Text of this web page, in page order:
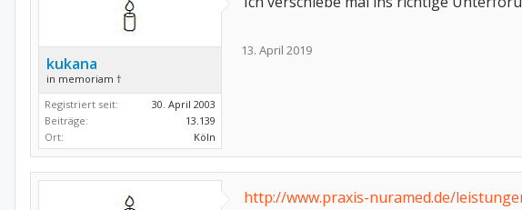
kukana
in memoriam †
Registriert seit:
30. April 2003
Beiträge:
13.139
Ort:
Köln
13. April 2019
http://www.praxis-nuramed.de/